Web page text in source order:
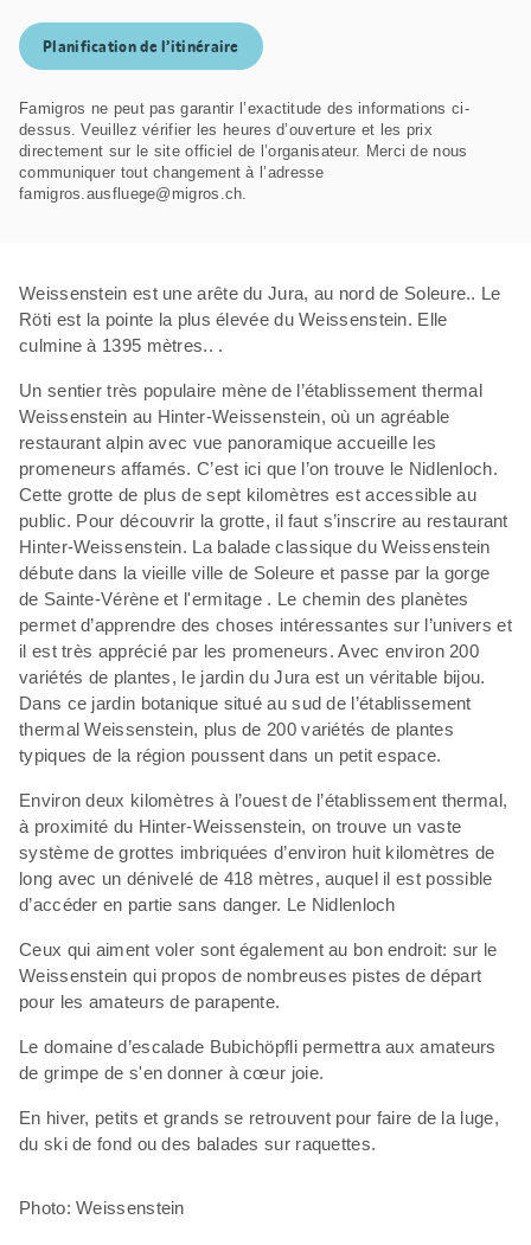
Planification de l’itinéraire
Famigros ne peut pas garantir l’exactitude des informations ci-
dessus. Veuillez vérifier les heures d’ouverture et les prix
directement sur le site officiel de l’organisateur. Merci de nous
communiquer tout changement à l’adresse
famigros.ausfluege@migros.ch.
Weissenstein est une arête du Jura, au nord de Soleure.. Le
Röti est la pointe la plus élevée du Weissenstein. Elle
culmine à 1395 mètres.. .
Un sentier très populaire mène de l’établissement thermal
Weissenstein au Hinter-Weissenstein, où un agréable
restaurant alpin avec vue panoramique accueille les
promeneurs affamés. C’est ici que l’on trouve le Nidlenloch.
Cette grotte de plus de sept kilomètres est accessible au
public. Pour découvrir la grotte, il faut s’inscrire au restaurant
Hinter-Weissenstein. La balade classique du Weissenstein
débute dans la vieille ville de Soleure et passe par la gorge
de Sainte-Vérène et l'ermitage . Le chemin des planètes
permet d’apprendre des choses intéressantes sur l’univers et
il est très apprécié par les promeneurs. Avec environ 200
variétés de plantes, le jardin du Jura est un véritable bijou.
Dans ce jardin botanique situé au sud de l’établissement
thermal Weissenstein, plus de 200 variétés de plantes
typiques de la région poussent dans un petit espace.
Environ deux kilomètres à l’ouest de l’établissement thermal,
à proximité du Hinter-Weissenstein, on trouve un vaste
système de grottes imbriquées d’environ huit kilomètres de
long avec un dénivelé de 418 mètres, auquel il est possible
d’accéder en partie sans danger. Le Nidlenloch
Ceux qui aiment voler sont également au bon endroit: sur le
Weissenstein qui propos de nombreuses pistes de départ
pour les amateurs de parapente.
Le domaine d’escalade Bubichöpfli permettra aux amateurs
de grimpe de s'en donner à cœur joie.
En hiver, petits et grands se retrouvent pour faire de la luge,
du ski de fond ou des balades sur raquettes.
Photo: Weissenstein